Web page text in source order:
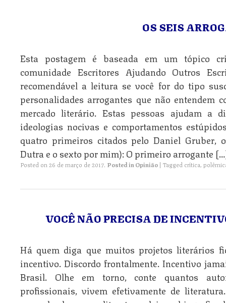
OS SEIS
Esta postagem é baseada em um tópico
comunidade Escritores Ajudando Outros
recomendável a leitura se você for do tipo
personalidades arrogantes que não entendem
mercado literário. Estas pessoas ajudam a
ideologias nocivas e comportamentos
quatro primeiros citados pelo Daniel
Dutra e o sexto por mim): O primeiro arrogante
Posted on 26 de março de 2017. Posted in Opinião | Tagged crítica,
VOCÊ NÃO PRECISA DE
Há quem diga que muitos projetos literários
incentivo. Discordo frontalmente. Incentivo
Brasil. Olhe em torno, conte quantos
profissionais, vivem efetivamente de